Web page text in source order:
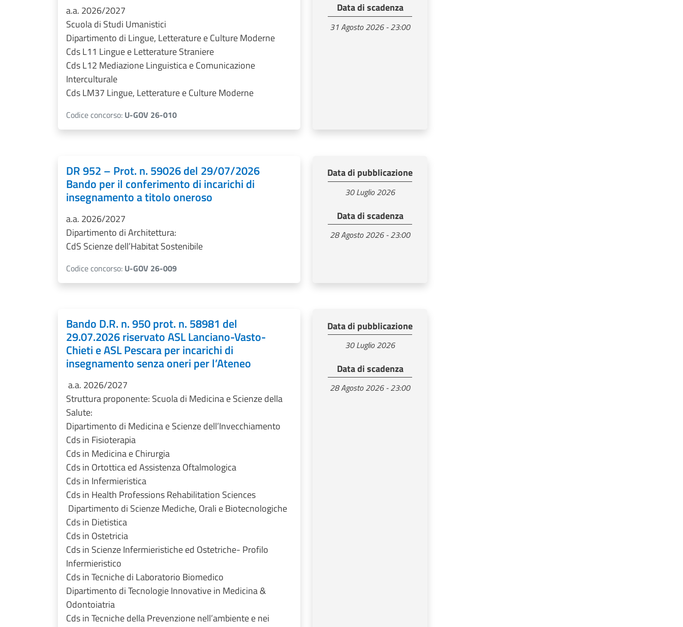
a.a. 2026/2027
Scuola di Studi Umanistici
Dipartimento di Lingue, Letterature e Culture Moderne
Cds L11 Lingue e Letterature Straniere
Cds L12 Mediazione Linguistica e Comunicazione
Interculturale
Cds LM37 Lingue, Letterature e Culture Moderne
Codice concorso: U-GOV 26-010
Data di scadenza
31 Agosto 2026 - 23:00
DR 952 – Prot. n. 59026 del 29/07/2026
Bando per il conferimento di incarichi di
insegnamento a titolo oneroso
a.a. 2026/2027
Dipartimento di Architettura:
CdS Scienze dell’Habitat Sostenibile
Codice concorso: U-GOV 26-009
Data di pubblicazione
30 Luglio 2026
Data di scadenza
28 Agosto 2026 - 23:00
Bando D.R. n. 950 prot. n. 58981 del
29.07.2026 riservato ASL Lanciano-Vasto-
Chieti e ASL Pescara per incarichi di
insegnamento senza oneri per l’Ateneo
a.a. 2026/2027
Struttura proponente: Scuola di Medicina e Scienze della
Salute:
Dipartimento di Medicina e Scienze dell’Invecchiamento
Cds in Fisioterapia
Cds in Medicina e Chirurgia
Cds in Ortottica ed Assistenza Oftalmologica
Cds in Infermieristica
Cds in Health Professions Rehabilitation Sciences
Dipartimento di Scienze Mediche, Orali e Biotecnologiche
Cds in Dietistica
Cds in Ostetricia
Cds in Scienze Infermieristiche ed Ostetriche- Profilo
Infermieristico
Cds in Tecniche di Laboratorio Biomedico
Dipartimento di Tecnologie Innovative in Medicina &
Odontoiatria
Cds in Tecniche della Prevenzione nell’ambiente e nei
Data di pubblicazione
30 Luglio 2026
Data di scadenza
28 Agosto 2026 - 23:00